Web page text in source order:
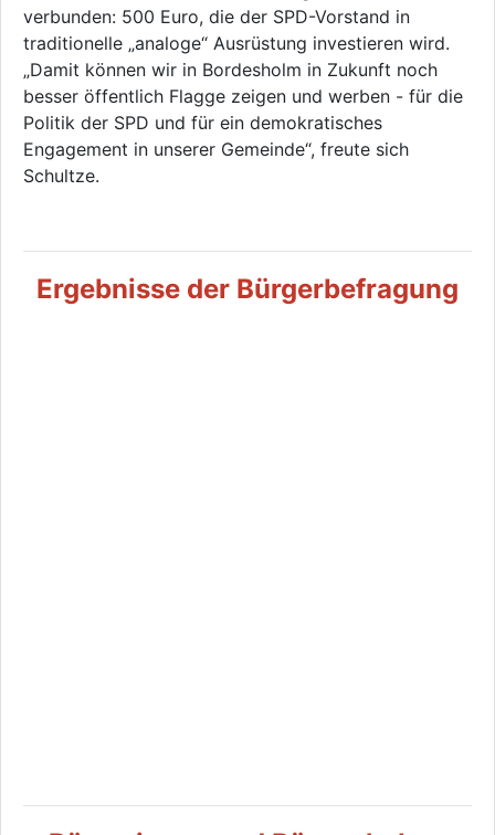
verbunden: 500 Euro, die der SPD-Vorstand in
traditionelle „analoge“ Ausrüstung investieren wird.
„Damit können wir in Bordesholm in Zukunft noch
besser öffentlich Flagge zeigen und werben - für die
Politik der SPD und für ein demokratisches
Engagement in unserer Gemeinde“, freute sich
Schultze.
Ergebnisse der Bürgerbefragung